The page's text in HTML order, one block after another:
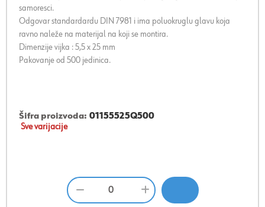
samoresci.
Odgovar standardardu DIN 7981 i ima poluokruglu glavu koja
ravno naleže na materijal na koji se montira.
Dimenzije vijka : 5,5 x 25 mm
Pakovanje od 500 jedinica.
Šifra proizvoda: 01155525Q500
Sve varijacije